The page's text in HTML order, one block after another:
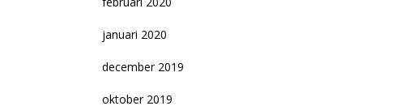
januari 2020
december 2019
oktober 2019